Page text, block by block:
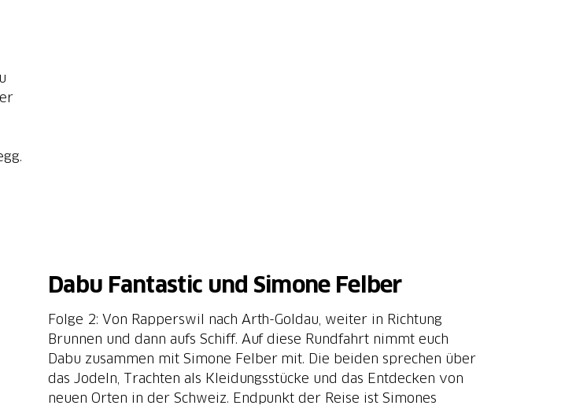
Dabu Fantastic und Simone Felber
Folge 2: Von Rapperswil nach Arth-Goldau, weiter in Richtung
Brunnen und dann aufs Schiff. Auf diese Rundfahrt nimmt euch
Dabu zusammen mit Simone Felber mit. Die beiden sprechen über
das Jodeln, Trachten als Kleidungsstücke und das Entdecken von
neuen Orten in der Schweiz. Endpunkt der Reise ist Simones